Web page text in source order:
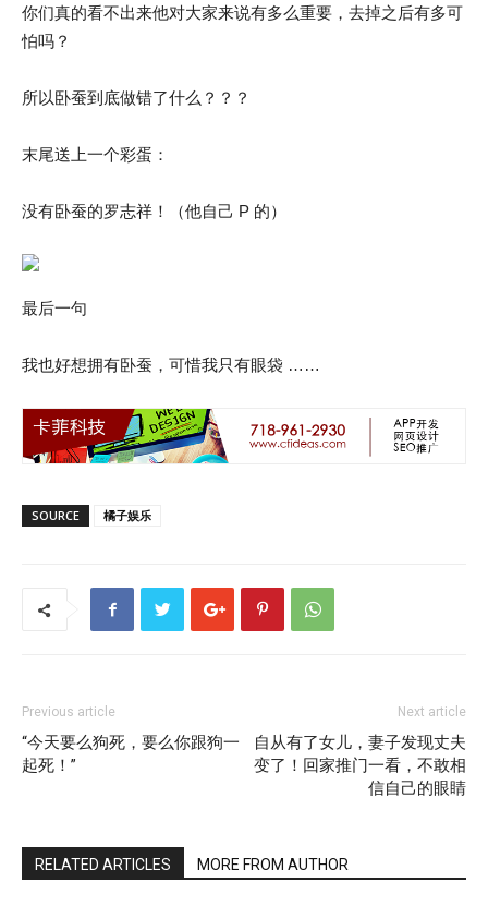
你们真的看不出来他对大家来说有多么重要，去掉之后有多可
怕吗？
所以卧蚕到底做错了什么？？？
末尾送上一个彩蛋：
没有卧蚕的罗志祥！（他自己 P 的）
最后一句
我也好想拥有卧蚕，可惜我只有眼袋 ……
SOURCE 橘子娱乐
Previous article
“今天要么狗死，要么你跟狗一
起死！”
Next article
自从有了女儿，妻子发现丈夫
变了！回家推门一看，不敢相
信自己的眼睛
RELATED ARTICLES MORE FROM AUTHOR